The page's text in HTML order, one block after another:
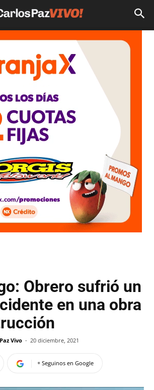
Obrero sufrió un
en una obra
Vivo - 20 diciembre, 2021
+ Seguinos en Google